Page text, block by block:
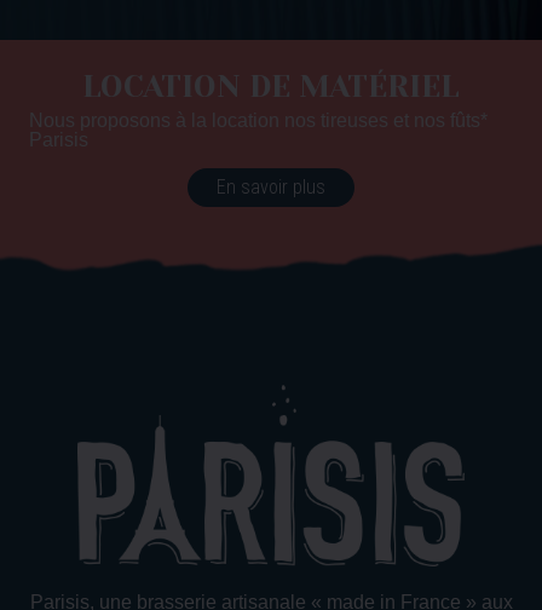
LOCATION DE MATÉRIEL
Nous proposons à la location nos tireuses et nos fûts*
Parisis
En savoir plus
Parisis, une brasserie artisanale « made in France » aux